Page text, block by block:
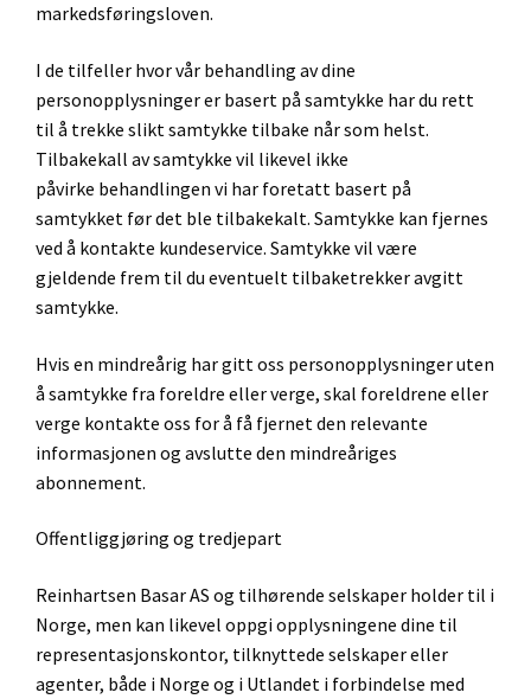
markedsføringsloven.
I de tilfeller hvor vår behandling av dine
personopplysninger er basert på samtykke har du rett
til å trekke slikt samtykke tilbake når som helst.
Tilbakekall av samtykke vil likevel ikke
påvirke behandlingen vi har foretatt basert på
samtykket før det ble tilbakekalt. Samtykke kan fjernes
ved å kontakte kundeservice. Samtykke vil være
gjeldende frem til du eventuelt tilbaketrekker avgitt
samtykke.
Hvis en mindreårig har gitt oss personopplysninger uten
å samtykke fra foreldre eller verge, skal foreldrene eller
verge kontakte oss for å få fjernet den relevante
informasjonen og avslutte den mindreåriges
abonnement.
Offentliggjøring og tredjepart
Reinhartsen Basar AS og tilhørende selskaper holder til i
Norge, men kan likevel oppgi opplysningene dine til
representasjonskontor, tilknyttede selskaper eller
agenter, både i Norge og i Utlandet i forbindelse med